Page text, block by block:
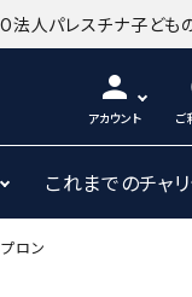
法人パレスチナ子ども
person
アカウント ご
これまでのチャ
ロン